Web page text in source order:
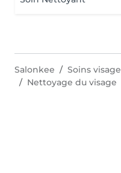
Salonkee Soins visage
Nettoyage du visage